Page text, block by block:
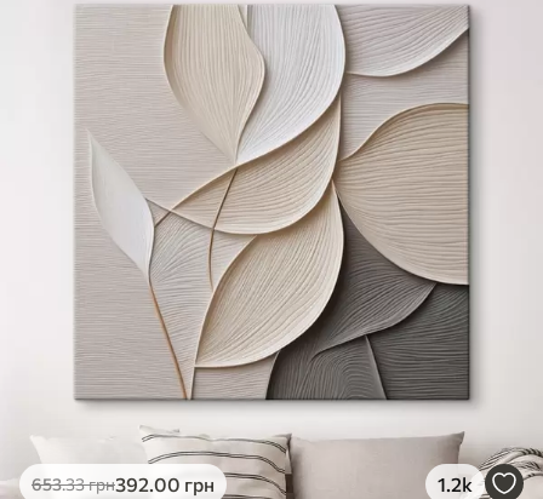
653.33грн392.00 грн 1.2k